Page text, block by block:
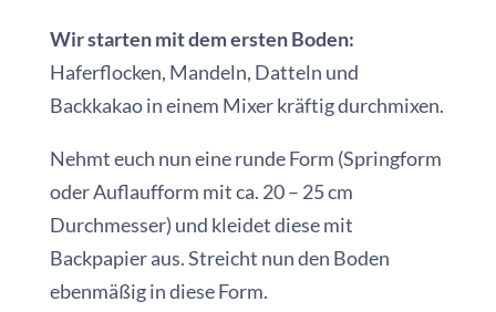
Wir starten mit dem ersten Boden:
Haferflocken, Mandeln, Datteln und
Backkakao in einem Mixer kräftig durchmixen.
Nehmt euch nun eine runde Form (Springform
oder Auflaufform mit ca. 20 – 25 cm
Durchmesser) und kleidet diese mit
Backpapier aus. Streicht nun den Boden
ebenmäßig in diese Form.